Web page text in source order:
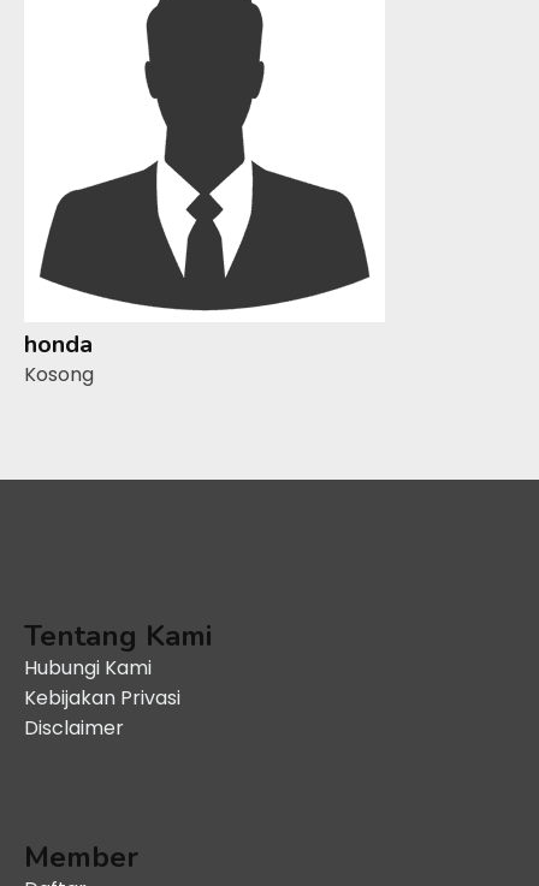
honda
Kosong
Tentang Kami
Hubungi Kami
Kebijakan Privasi
Disclaimer
Member